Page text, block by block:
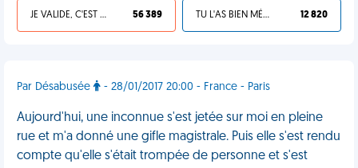
JE VALIDE, C'EST UNE VDM 56 389 TU L'AS BIEN MÉRITÉ 12 820
Par Désabusée - 28/01/2017 20:00 - France - Paris
Aujourd'hui, une inconnue s'est jetée sur moi en pleine
rue et m'a donné une gifle magistrale. Puis elle s'est rendu
compte qu'elle s'était trompée de personne et s'est